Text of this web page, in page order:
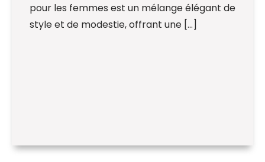
pour les femmes est un mélange élégant de
style et de modestie, offrant une […]